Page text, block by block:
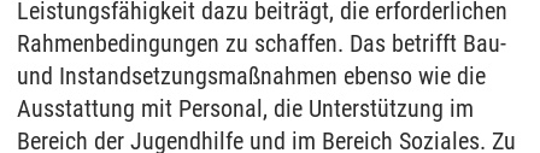
Leistungsfähigkeit dazu beiträgt, die erforderlichen
Rahmenbedingungen zu schaffen. Das betrifft Bau-
und Instandsetzungsmaßnahmen ebenso wie die
Ausstattung mit Personal, die Unterstützung im
Bereich der Jugendhilfe und im Bereich Soziales. Zu